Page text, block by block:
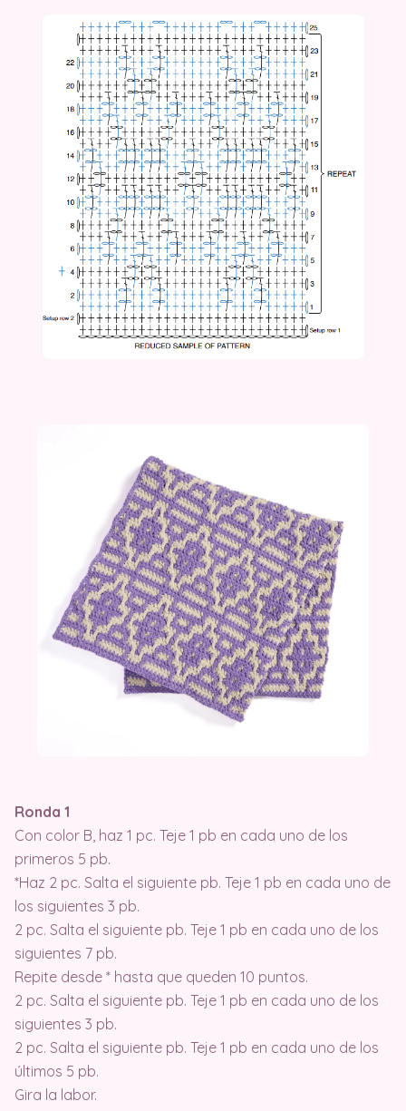
Ronda 1
Con color B, haz 1 pc. Teje 1 pb en cada uno de los
primeros 5 pb.
*Haz 2 pc. Salta el siguiente pb. Teje 1 pb en cada uno de
los siguientes 3 pb.
2 pc. Salta el siguiente pb. Teje 1 pb en cada uno de los
siguientes 7 pb.
Repite desde * hasta que queden 10 puntos.
2 pc. Salta el siguiente pb. Teje 1 pb en cada uno de los
siguientes 3 pb.
2 pc. Salta el siguiente pb. Teje 1 pb en cada uno de los
últimos 5 pb.
Gira la labor.